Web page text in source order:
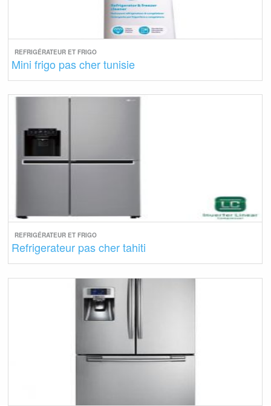
REFRIGÉRATEUR ET FRIGO
Mini frigo pas cher tunisie
REFRIGÉRATEUR ET FRIGO
Refrigerateur pas cher tahiti